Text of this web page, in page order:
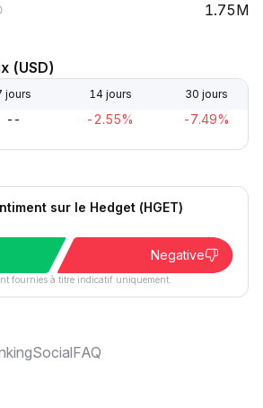
1.75M
(USD)
jours 14 jours 30 jours
-- -2.55% -7.49%
sur le Hedget (HGET)
Negative
fournies à titre indicatif uniquement.
SocialFAQ